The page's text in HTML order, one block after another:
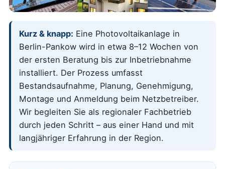
Kurz & knapp: Eine Photovoltaikanlage in
Berlin-Pankow wird in etwa 8–12 Wochen von
der ersten Beratung bis zur Inbetriebnahme
installiert. Der Prozess umfasst
Bestandsaufnahme, Planung, Genehmigung,
Montage und Anmeldung beim Netzbetreiber.
Wir begleiten Sie als regionaler Fachbetrieb
durch jeden Schritt – aus einer Hand und mit
langjähriger Erfahrung in der Region.